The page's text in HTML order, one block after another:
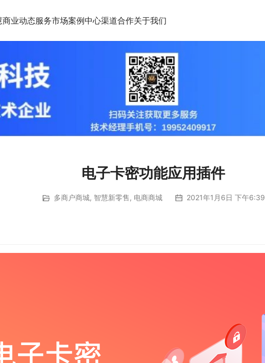
商业动态服务市场案例中心渠道合作关于我们
电子卡密功能应用插件
多商户商城, 智慧新零售, 电商商城 2021年1月6日 下午6:39